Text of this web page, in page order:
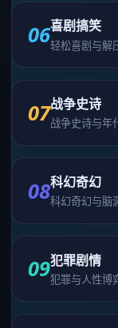
06喜剧搞笑
轻松喜剧与解
07战争史诗
战争史诗与年
08科幻奇幻
科幻奇幻与脑
09犯罪剧情
犯罪与人性博